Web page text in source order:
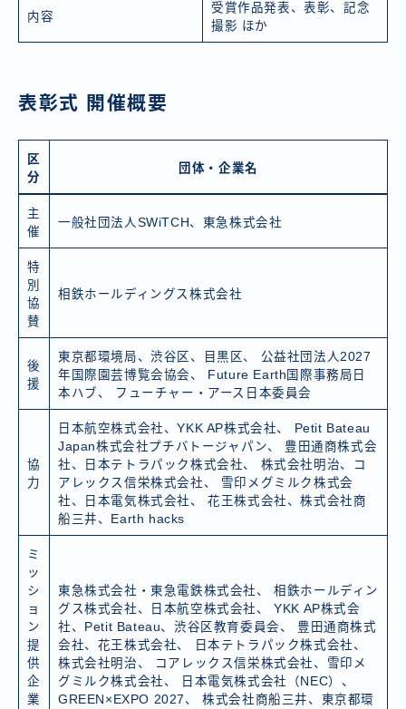
内容
受賞作品発表、表彰、記念
撮影 ほか
表彰式 開催概要
区
分
団体・企業名
主
催
一般社団法人SWiTCH、東急株式会社
特
別
協
賛
相鉄ホールディングス株式会社
後
援
東京都環境局、渋谷区、目黒区、 公益社団法人2027
年国際園芸博覧会協会、 Future Earth国際事務局日
本ハブ、 フューチャー・アース日本委員会
協
力
日本航空株式会社、YKK AP株式会社、 Petit Bateau
Japan株式会社プチバトージャパン、 豊田通商株式会
社、日本テトラパック株式会社、 株式会社明治、コ
アレックス信栄株式会社、 雪印メグミルク株式会
社、日本電気株式会社、 花王株式会社、株式会社商
船三井、Earth hacks
ミ
ッ
シ
ョ
ン
提
供
企
業
東急株式会社・東急電鉄株式会社、 相鉄ホールディン
グス株式会社、日本航空株式会社、 YKK AP株式会
社、Petit Bateau、渋谷区教育委員会、 豊田通商株式
会社、花王株式会社、 日本テトラパック株式会社、
株式会社明治、 コアレックス信栄株式会社、雪印メ
グミルク株式会社、 日本電気株式会社（NEC）、
GREEN×EXPO 2027、 株式会社商船三井、東京都環